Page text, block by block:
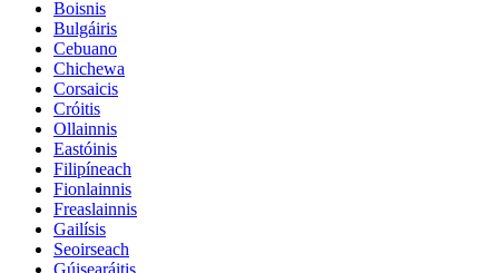
Boisnis
Bulgáiris
Cebuano
Chichewa
Corsaicis
Cróitis
Ollainnis
Eastóinis
Filipíneach
Fionlainnis
Freaslainnis
Gailísis
Seoirseach